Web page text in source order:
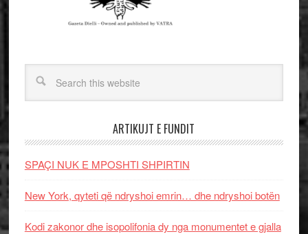
ARTIKUJT E FUNDIT
SPAÇI NUK E MPOSHTI SHPIRTIN
New York, qyteti që ndryshoi emrin… dhe ndryshoi botën
Kodi zakonor dhe isopolifonia dy nga monumentet e gjalla